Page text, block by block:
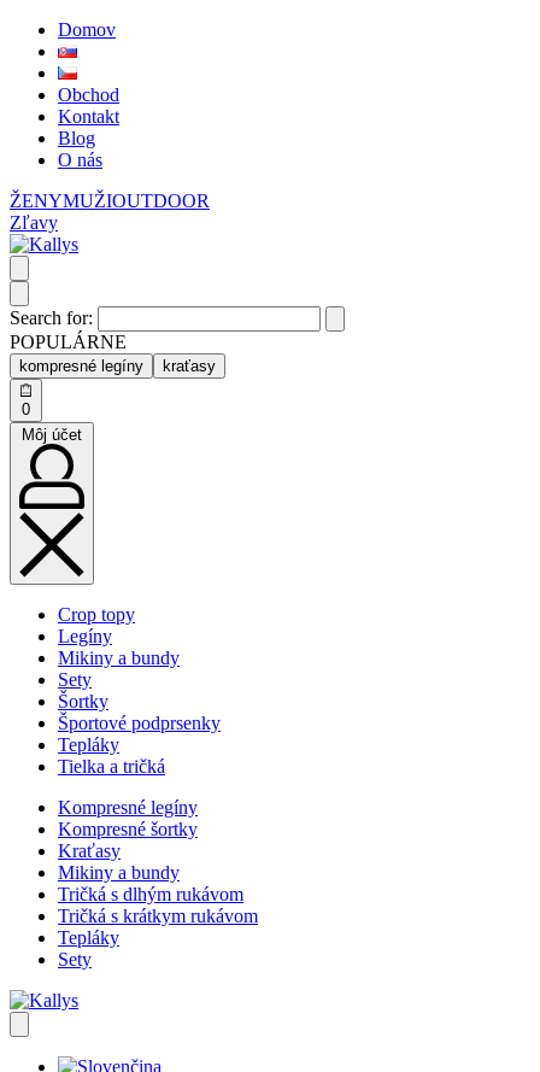
Domov
Obchod
Kontakt
Blog
O nás
ŽENYMUŽIOUTDOOR
Zľavy
Search for:
POPULÁRNE
kompresné legíny kraťasy
0
Môj účet
Crop topy
Legíny
Mikiny a bundy
Sety
Šortky
Športové podprsenky
Tepláky
Tielka a tričká
Kompresné legíny
Kompresné šortky
Kraťasy
Mikiny a bundy
Tričká s dlhým rukávom
Tričká s krátkym rukávom
Tepláky
Sety